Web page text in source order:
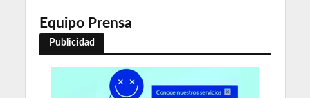
Equipo Prensa
Publicidad